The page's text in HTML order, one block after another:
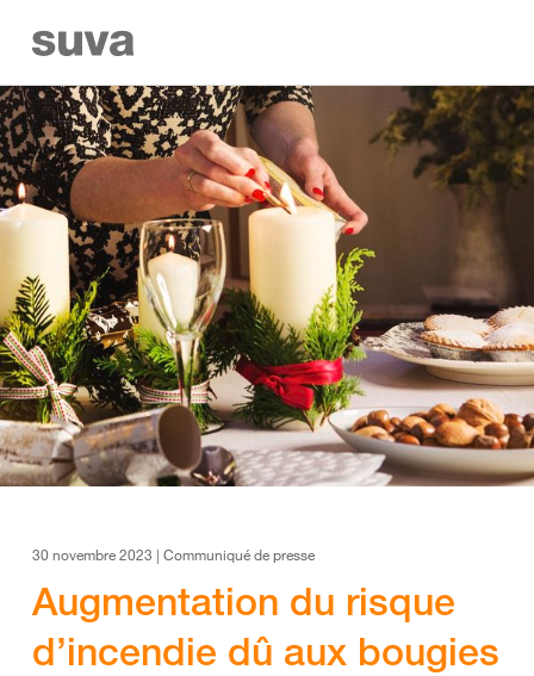
30 novembre 2023 | Communiqué de presse
Augmentation du risque
d’incendie dû aux bougies